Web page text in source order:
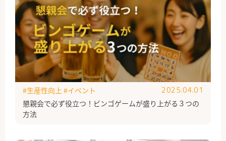
懇親会で必ず役立つ！ビンゴゲームが盛り上がる３つの
方法
#生産性向上 #イベント 2025.04.01